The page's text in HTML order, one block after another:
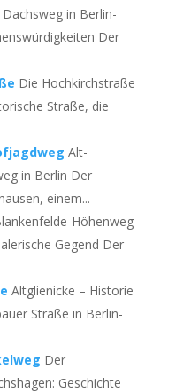
in Berlin-
Der
Die Hochkirchstraße
Straße, die
Alt-
in Berlin Der
einem...
Höhenweg
Gegend Der
Altglienicke – Historie
Straße in Berlin-
Der
Geschichte